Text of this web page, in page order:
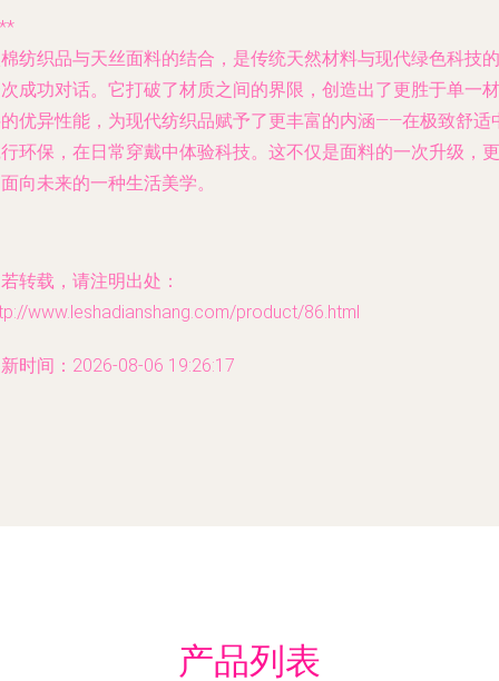
纺织品与天丝面料的结合，是传统天然材料与现代绿色科技的
成功对话。它打破了材质之间的界限，创造出了更胜于单一材
优异性能，为现代纺织品赋予了更丰富的内涵——在极致舒适
环保，在日常穿戴中体验科技。这不仅是面料的一次升级，更
向未来的一种生活美学。
转载，请注明出处：
www.leshadianshang.com/product/86.html
时间：2026-08-06 19:26:17
产品列表